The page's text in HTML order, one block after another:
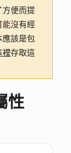
方便而提
能沒有經
應該是包
裡存取這
性